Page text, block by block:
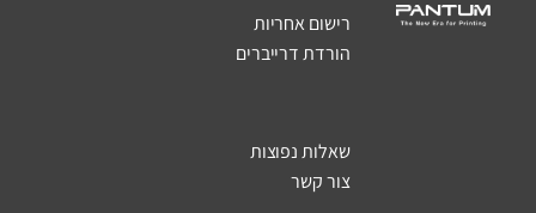
רישום אחריות
הורדת דרייברים
שאלות נפוצות
צור קשר